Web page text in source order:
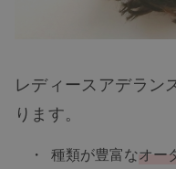
レディースアデラン
ります。
種類が豊富なオー